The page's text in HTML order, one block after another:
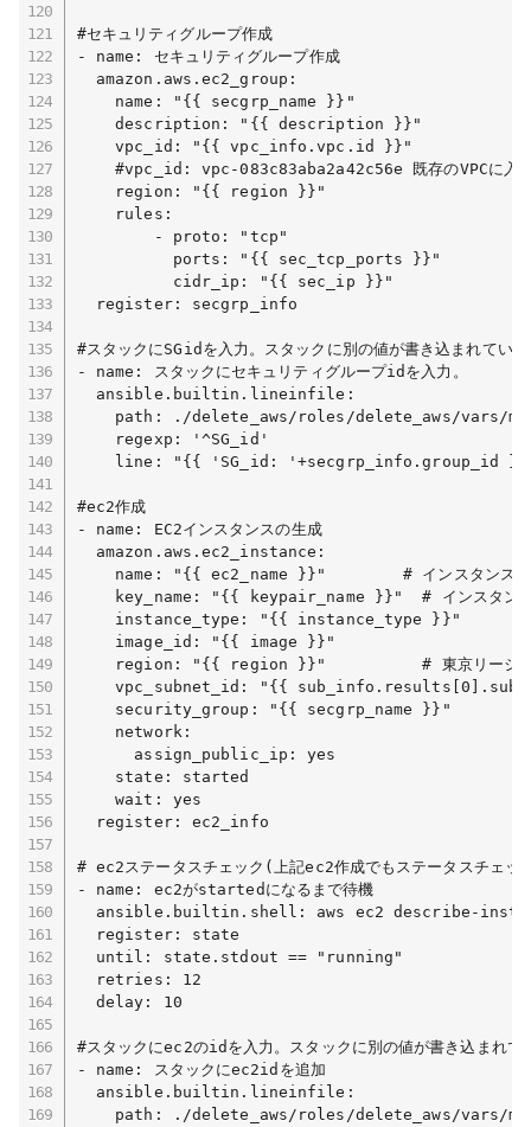
#セキュリティグループ作成
- name: セキュリティグループ作成
  amazon.aws.ec2_group:
    name: "{{ secgrp_name }}"
    description: "{{ description }}"
    vpc_id: "{{ vpc_info.vpc.id }}"
#vpc_id: vpc-083c83aba2a42c56e 既存のVPCに入れ
    region: "{{ region }}"
    rules:
        - proto: "tcp"
          ports: "{{ sec_tcp_ports }}"
          cidr_ip: "{{ sec_ip }}"
  register: secgrp_info
#スタックにSGidを入力。スタックに別の値が書き込まれてい
- name: スタックにセキュリティグループidを入力。
  ansible.builtin.lineinfile:
path: ./delete_aws/roles/delete_aws/vars/
    regexp: '^SG_id'
line: "{{ 'SG_id: '+secgrp_info.group_id
#ec2作成
- name: EC2インスタンスの生成
  amazon.aws.ec2_instance:
name: "{{ ec2_name }}"        # インスタンスの
key_name: "{{ keypair_name }}"  # インスタンス
instance_type: "{{ instance_type }}"
    image_id: "{{ image }}"
region: "{{ region }}"          # 東京リージョ
vpc_subnet_id: "{{
security_group: "{{ secgrp_name }}"          #
    network:
      assign_public_ip: yes
    state: started
    wait: yes
  register: ec2_info
# ec2ステータスチェック(上記ec2作成でもステータスチェッ
- name: ec2がstartedになるまで待機
ansible.builtin.shell: aws ec2 describe-
  register: state
  until: state.stdout == "running"
  retries: 12
  delay: 10
#スタックにec2のidを入力。スタックに別の値が書き込まれて
- name: スタックにec2idを追加
  ansible.builtin.lineinfile:
path: ./delete_aws/roles/delete_aws/vars/